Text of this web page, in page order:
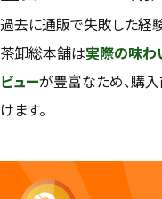
過去に通販で失敗した経
茶卸総本舗は実際の味わ
ビューが豊富なため、購
けます。